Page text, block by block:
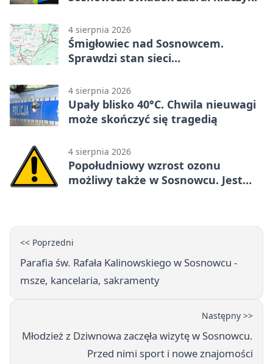
4 sierpnia 2026
Śmigłowiec nad Sosnowcem.
Sprawdzi stan sieci
4 sierpnia 2026
Upały blisko 40°C. Chwila nieuwagi
może skończyć się tragedią
4 sierpnia 2026
Popołudniowy wzrost ozonu
możliwy także w Sosnowcu. Jest
<< Poprzedni
Parafia św. Rafała Kalinowskiego w Sosnowcu -
msze, kancelaria, sakramenty
Następny >>
Młodzież z Dziwnowa zaczęła wizytę w Sosnowcu.
Przed nimi sport i nowe znajomości